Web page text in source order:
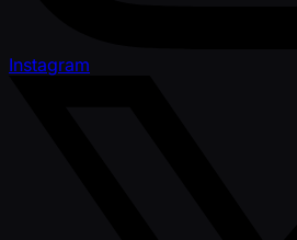
Instagram